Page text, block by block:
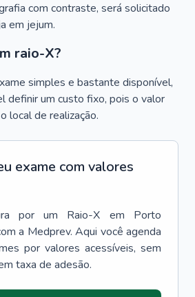
com contraste, será solicitado
em jejum.
raio-X?
simples e bastante disponível,
definir um custo fixo, pois o valor
local de realização.
exame com valores
por um Raio-X em
Porto
a Medprev. Aqui você agenda
por valores acessíveis, sem
taxa de adesão.